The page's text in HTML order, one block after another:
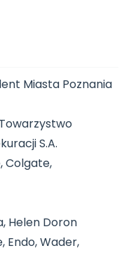
Miasta Poznania
S.A.
Colgate,
Helen Doron
Endo, Wader,